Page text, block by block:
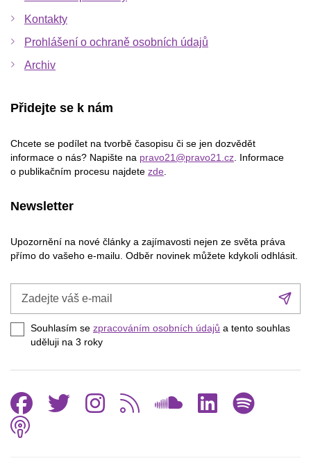
Kontakty
Prohlášení o ochraně osobních údajů
Archiv
Přidejte se k nám
Chcete se podílet na tvorbě časopisu či se jen dozvědět
informace o nás? Napište na pravo21@pravo21.cz . Informace
o publikačním procesu najdete zde
Newsletter
Upozornění na nové články a zajímavosti nejen ze světa práva
přímo do vašeho e-mailu. Odběr novinek můžete kdykoli odhlásit.
e-
mail
Souhlasím se zpracováním osobních údajů a tento souhlas
uděluji na 3 roky
Facebook
Twitter
Instagram
RSS
Podcast